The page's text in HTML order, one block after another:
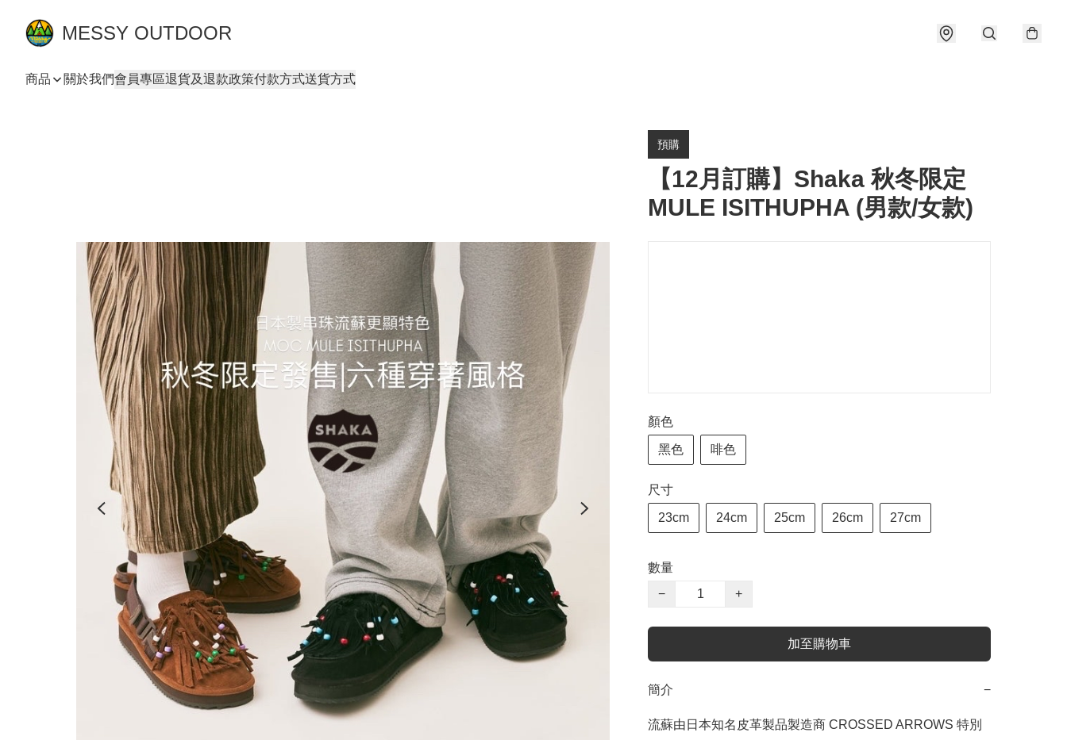
MESSY OUTDOOR
商品 關於我們會員專區退貨及退款政策付款方式送貨方式
預購
【12月訂購】Shaka 秋冬限定
MULE ISITHUPHA (男款/女款)
顏色
黑色 啡色
尺寸
23cm 24cm 25cm 26cm 27cm
數量
−
+
加至購物車
簡介 −
流蘇由日本知名皮革製品製造商 CROSSED ARROWS 特別